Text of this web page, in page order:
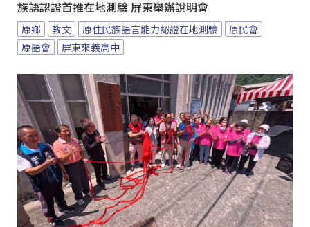
族語認證首推在地測驗 屏東舉辦說明會
原鄉 教文 原住民族語言能力認證在地測驗
原民會
原語會
屏東來義高中